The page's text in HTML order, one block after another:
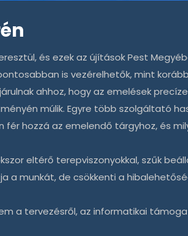
és ezek az újítások Pest
is vezérelhetők, mint
ahhoz, hogy az emelések
múlik. Egyre több szolgáltató
hozzá az emelendő tárgyhoz, és
eltérő terepviszonyokkal, szűk
a munkát, de csökkenti a
a tervezésről, az informatikai